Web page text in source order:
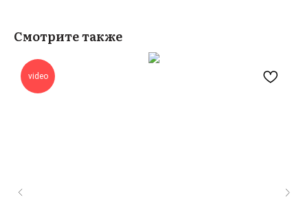
Смотрите также
video